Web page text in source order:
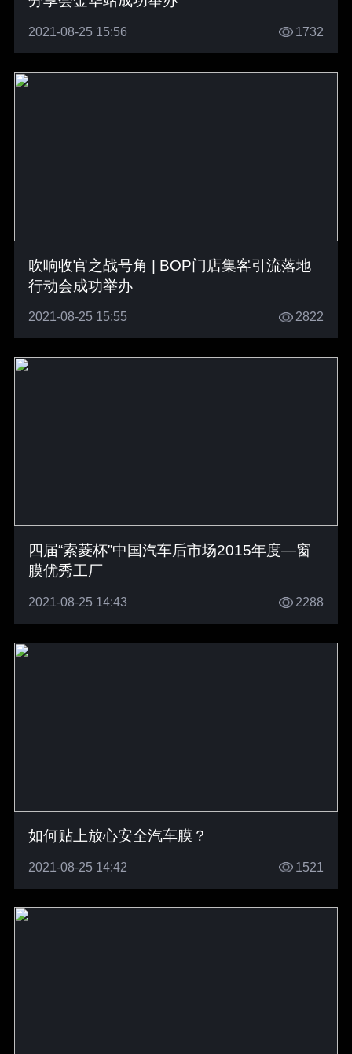
2021-08-25 15:56 1732
吹响收官之战号角 | BOP门店集客引流落地
行动会成功举办
2021-08-25 15:55 2822
四届“索菱杯”中国汽车后市场2015年度—窗
膜优秀工厂
2021-08-25 14:43 2288
如何贴上放心安全汽车膜？
2021-08-25 14:42 1521